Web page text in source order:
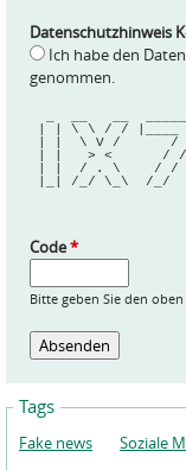
Datenschutzhinweis
Ich habe den
genommen.
| | \ \ / /
| |  \ V /
| |   > <      /
| |  / . \    / /
|_| /_/ \_\  /_/
Code*
Bitte geben Sie den
Tags
Fake news Soziale